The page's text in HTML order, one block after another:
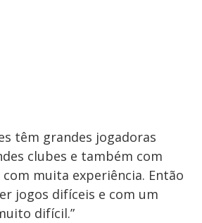
têm grandes jogadoras
clubes e também com
muita experiência. Então
jogos difíceis e com um
difícil.”